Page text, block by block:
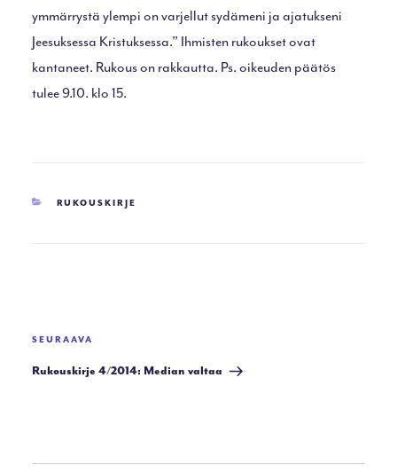
ymmärrystä ylempi on varjellut sydämeni ja ajatukseni
Jeesuksessa Kristuksessa.” Ihmisten rukoukset ovat
kantaneet. Rukous on rakkautta. Ps. oikeuden päätös
tulee 9.10. klo 15.
KATEGORIAT
RUKOUSKIRJE
Seuraava
artikkeli
SEURAAVA
Rukouskirje 4/2014: Median valtaa